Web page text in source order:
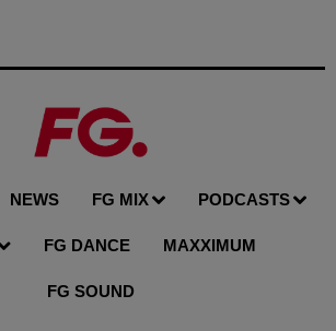
NEWS FG MIX PODCASTS
FG DANCE MAXXIMUM
FG SOUND